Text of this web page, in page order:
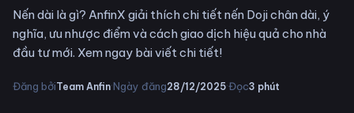
Nến dài là gì? AnfinX giải thích chi tiết nến Doji chân dài, ý
nghĩa, ưu nhược điểm và cách giao dịch hiệu quả cho nhà
đầu tư mới. Xem ngay bài viết chi tiết!
Đăng bởiTeam Anfin·Ngày đăng28/12/2025·Đọc3 phút